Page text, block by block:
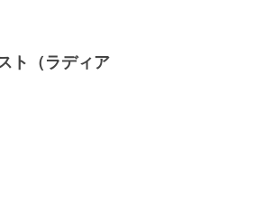
ト（ラディア